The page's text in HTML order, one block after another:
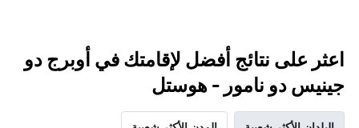
اعثر على نتائج أفضل لإقامتك في أوبرج دو
جينيس دو نامور - هوستل